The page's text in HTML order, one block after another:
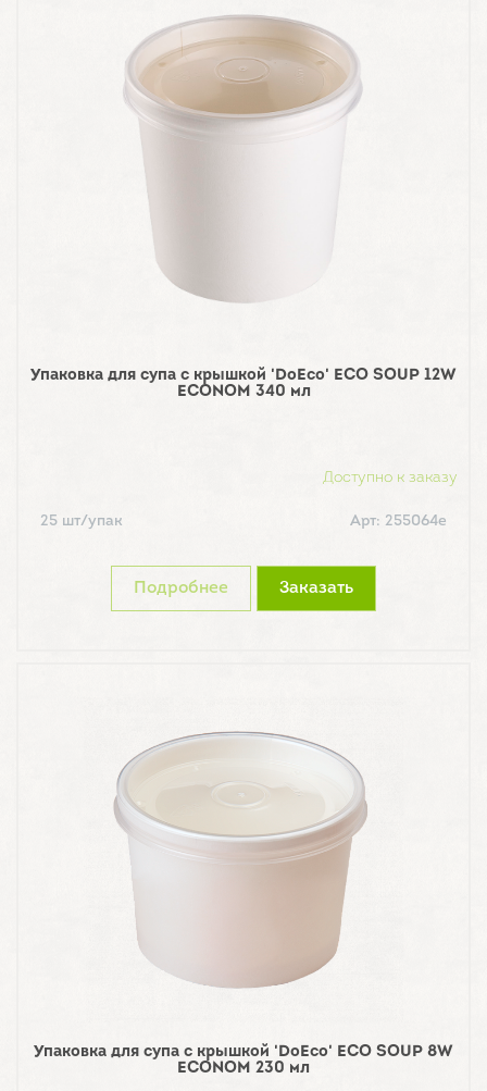
Упаковка для супа с крышкой 'DoEco' ECO SOUP 12W
ECONOM 340 мл
Доступно к заказу
25 шт/упак Арт: 255064е
Подробнее Заказать
Упаковка для супа с крышкой 'DoEco' ECO SOUP 8W
ECONOM 230 мл